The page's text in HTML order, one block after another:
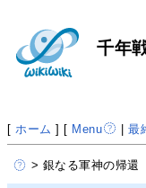
千年
[ ホーム ] [ Menu |最
> 銀なる軍神の帰還